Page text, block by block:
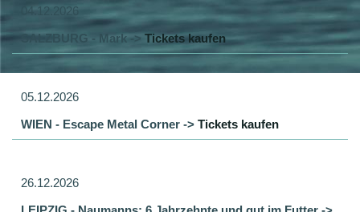
04.12.2026
SALZBURG - Mark -> Tickets kaufen
05.12.2026
WIEN - Escape Metal Corner -> Tickets kaufen
26.12.2026